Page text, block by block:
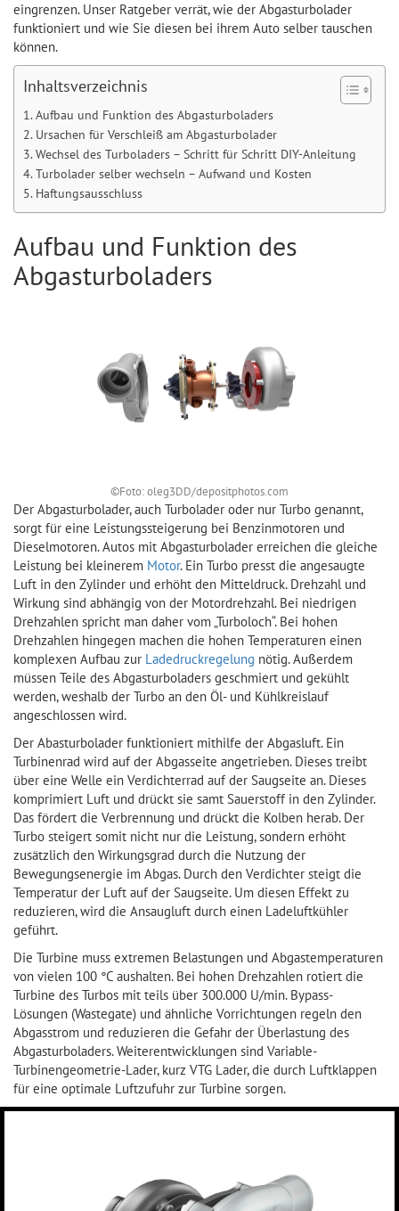
eingrenzen. Unser Ratgeber verrät, wie der Abgasturbolader
funktioniert und wie Sie diesen bei ihrem Auto selber tauschen
können.
Inhaltsverzeichnis
Aufbau und Funktion des Abgasturboladers
Ursachen für Verschleiß am Abgasturbolader
Wechsel des Turboladers – Schritt für Schritt DIY-Anleitung
Turbolader selber wechseln – Aufwand und Kosten
Haftungsausschluss
Aufbau und Funktion des
Abgasturboladers
©Foto: oleg3DD/depositphotos.com
Der Abgasturbolader, auch Turbolader oder nur Turbo genannt,
sorgt für eine Leistungssteigerung bei Benzinmotoren und
Dieselmotoren. Autos mit Abgasturbolader erreichen die gleiche
Leistung bei kleinerem Motor. Ein Turbo presst die angesaugte
Luft in den Zylinder und erhöht den Mitteldruck. Drehzahl und
Wirkung sind abhängig von der Motordrehzahl. Bei niedrigen
Drehzahlen spricht man daher vom „Turboloch“. Bei hohen
Drehzahlen hingegen machen die hohen Temperaturen einen
komplexen Aufbau zur Ladedruckregelung nötig. Außerdem
müssen Teile des Abgasturboladers geschmiert und gekühlt
werden, weshalb der Turbo an den Öl- und Kühlkreislauf
angeschlossen wird.
Der Abasturbolader funktioniert mithilfe der Abgasluft. Ein
Turbinenrad wird auf der Abgasseite angetrieben. Dieses treibt
über eine Welle ein Verdichterrad auf der Saugseite an. Dieses
komprimiert Luft und drückt sie samt Sauerstoff in den Zylinder.
Das fördert die Verbrennung und drückt die Kolben herab. Der
Turbo steigert somit nicht nur die Leistung, sondern erhöht
zusätzlich den Wirkungsgrad durch die Nutzung der
Bewegungsenergie im Abgas. Durch den Verdichter steigt die
Temperatur der Luft auf der Saugseite. Um diesen Effekt zu
reduzieren, wird die Ansaugluft durch einen Ladeluftkühler
geführt.
Die Turbine muss extremen Belastungen und Abgastemperaturen
von vielen 100 °C aushalten. Bei hohen Drehzahlen rotiert die
Turbine des Turbos mit teils über 300.000 U/min. Bypass-
Lösungen (Wastegate) und ähnliche Vorrichtungen regeln den
Abgasstrom und reduzieren die Gefahr der Überlastung des
Abgasturboladers. Weiterentwicklungen sind Variable-
Turbinengeometrie-Lader, kurz VTG Lader, die durch Luftklappen
für eine optimale Luftzufuhr zur Turbine sorgen.